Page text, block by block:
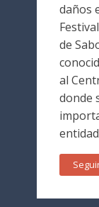
daños
de
al
donde